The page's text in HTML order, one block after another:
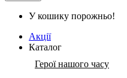
У кошику порожньо!
Акції
Каталог
Герої нашого часу